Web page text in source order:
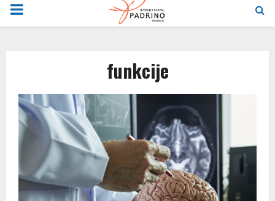
PRIMARY
funkcije